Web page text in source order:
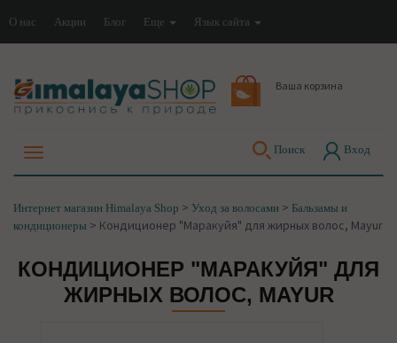
О нас Акции Блог Еще Язык сайта
Ваша корзина
Поиск Вход
Интернет магазин Himalaya Shop > Уход за волосами > Бальзамы и
кондиционеры > Кондиционер "Маракуйя" для жирных волос, Mayur
КОНДИЦИОНЕР "МАРАКУЙЯ" ДЛЯ
ЖИРНЫХ ВОЛОС, MAYUR